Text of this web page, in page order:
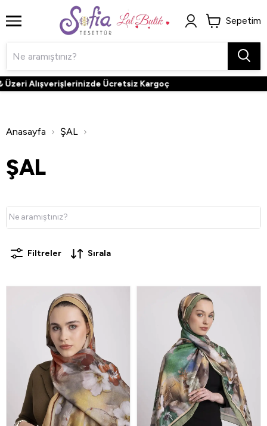
Sepetim
Alışverişlerinizde Ücretsiz Kargoç
Anasayfa ŞAL
ŞAL
Filtreler Sırala